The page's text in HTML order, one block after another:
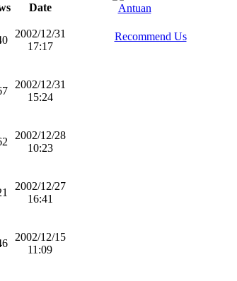
Date
2002/12/31
17:17
2002/12/31
15:24
2002/12/28
10:23
2002/12/27
16:41
2002/12/15
11:09
Antuan
Recommend Us